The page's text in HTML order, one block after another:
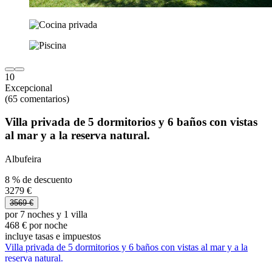
10
Excepcional
(65 comentarios)
Villa privada de 5 dormitorios y 6 baños con vistas
al mar y a la reserva natural.
Albufeira
8 % de descuento
3279 €
3569 €
por 7 noches y 1 villa
468 € por noche
incluye tasas e impuestos
Villa privada de 5 dormitorios y 6 baños con vistas al mar y a la
reserva natural.